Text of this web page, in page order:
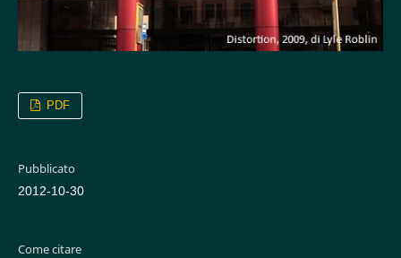
PDF
Pubblicato
2012-10-30
Come citare